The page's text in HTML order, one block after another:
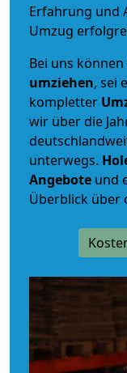
Erfahrung und
Umzug
Bei uns können
umziehen, sei
kompletter
wir über die
unterwegs.
Angebote und
Überblick über